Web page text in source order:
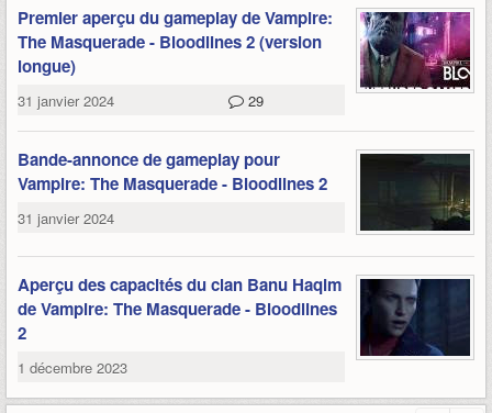
Premier aperçu du gameplay de Vampire:
The Masquerade - Bloodlines 2 (version
longue)
31 janvier 2024 29
Bande-annonce de gameplay pour
Vampire: The Masquerade - Bloodlines 2
31 janvier 2024
Aperçu des capacités du clan Banu Haqim
de Vampire: The Masquerade - Bloodlines
2
1 décembre 2023